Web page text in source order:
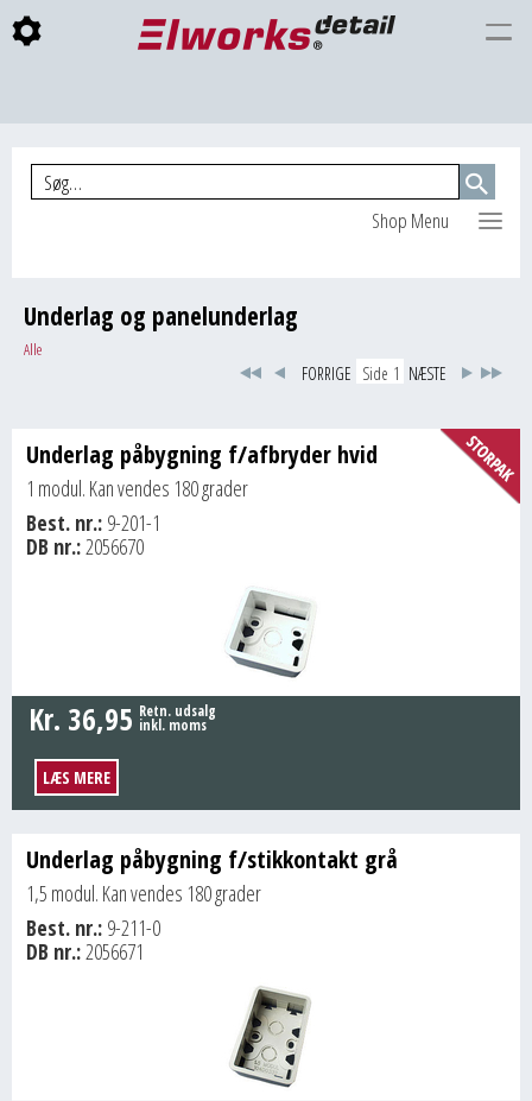
Shop Menu
Underlag og panelunderlag
Alle
FORRIGE NÆSTE
Underlag påbygning f/afbryder hvid
1 modul. Kan vendes 180 grader
Best. nr.: 9-201-1
DB nr.:2056670
Kr. 36,95 Retn. udsalg
inkl. moms
LÆS MERE
Underlag påbygning f/stikkontakt grå
1,5 modul. Kan vendes 180 grader
Best. nr.: 9-211-0
DB nr.:2056671